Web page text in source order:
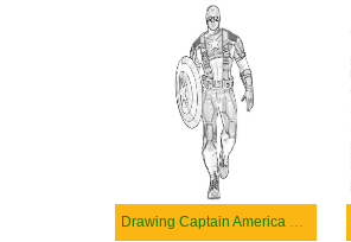
Drawing Captain America Walking